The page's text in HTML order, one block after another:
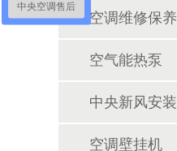
空调维修保养
空气能热泵
中央新风安装
空调壁挂机
中央空调售后